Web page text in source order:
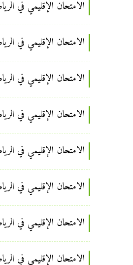
الامتحان الإقليمي في
الامتحان الإقليمي في
الامتحان الإقليمي في
الامتحان الإقليمي في الرياضيات
الامتحان الإقليمي في الرياضيات
الامتحان الإقليمي في الرياضيات
الامتحان الإقليمي في الرياضيات
الامتحان الإقليمي في